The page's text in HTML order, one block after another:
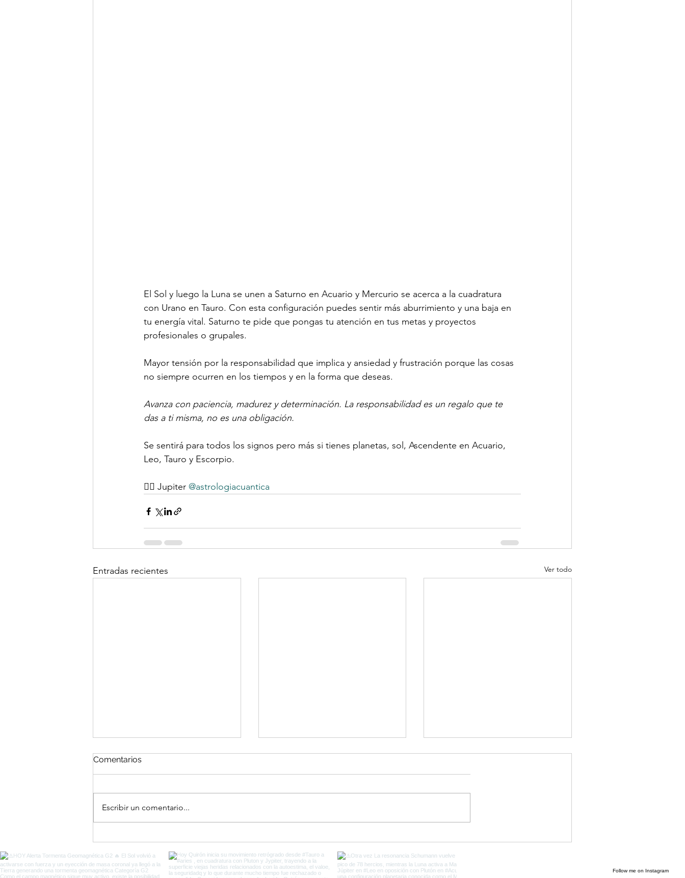
El Sol y luego la Luna se unen a Saturno en Acuario y Mercurio se acerca a la cuadratura
con Urano en Tauro. Con esta configuración puedes sentir más aburrimiento y una baja en
tu energía vital. Saturno te pide que pongas tu atención en tus metas y proyectos
profesionales o grupales.
Mayor tensión por la responsabilidad que implica y ansiedad y frustración porque las cosas
no siempre ocurren en los tiempos y en la forma que deseas.
Avanza con paciencia, madurez y determinación. La responsabilidad es un regalo que te
das a ti misma, no es una obligación.
Se sentirá para todos los signos pero más si tienes planetas, sol, Ascendente en Acuario,
Leo, Tauro y Escorpio.
✍🏻 Jupiter @astrologiacuantica
Entradas recientes Ver todo
Vieja Tierra
Comentarios
Escribir un comentario...
Follow me on Instagram